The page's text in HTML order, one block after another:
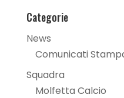
Categorie
News
Comunicati
Squadra
Molfetta Calcio